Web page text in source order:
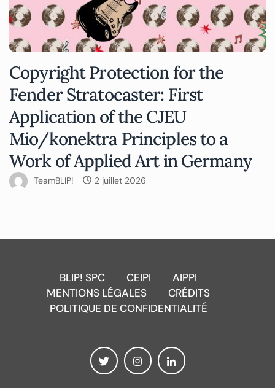
Copyright Protection for the
Fender Stratocaster: First
Application of the CJEU
Mio/konektra Principles to a
Work of Applied Art in Germany
TeamBLIP! 2 juillet 2026
BLIP! SPC CEIPI
AIPPI
MENTIONS LÉGALES
CRÉDITS
POLITIQUE DE CONFIDENTIALITÉ